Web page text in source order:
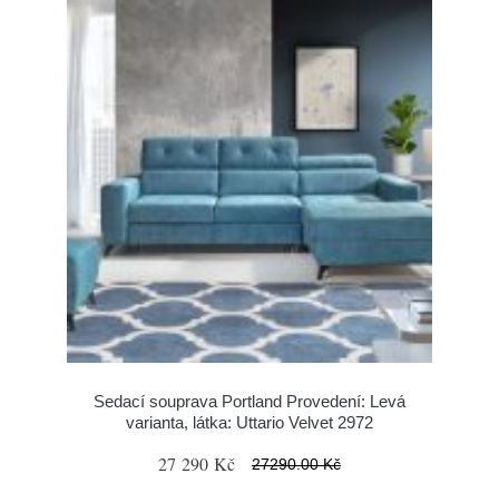
Sedací souprava Portland Provedení: Levá
varianta, látka: Uttario Velvet 2972
27 290 Kč 27290.00 Kč